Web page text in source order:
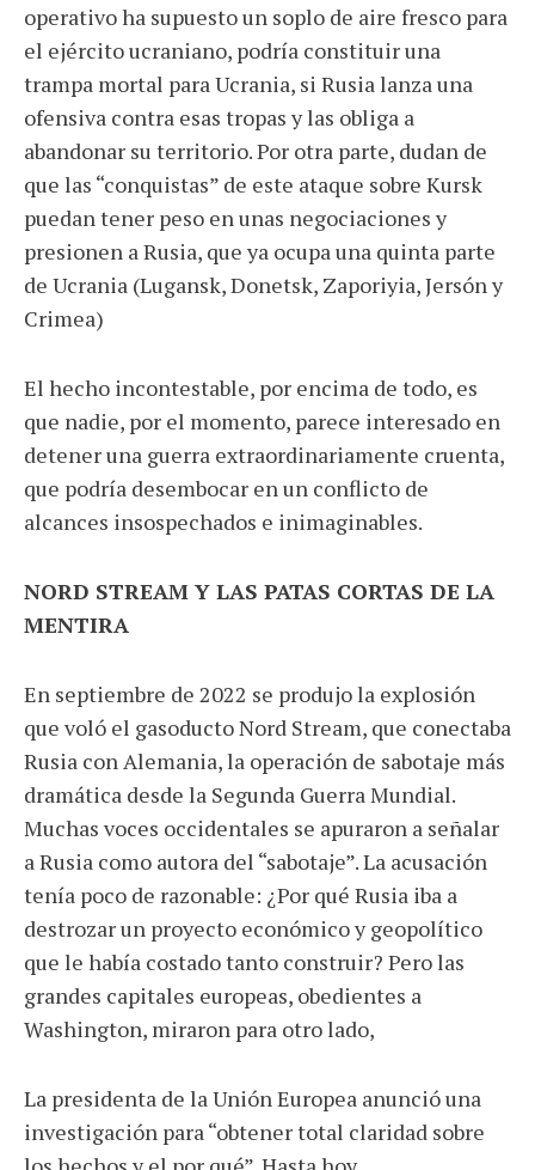
operativo ha supuesto un soplo de aire fresco para
el ejército ucraniano, podría constituir una
trampa mortal para Ucrania, si Rusia lanza una
ofensiva contra esas tropas y las obliga a
abandonar su territorio. Por otra parte, dudan de
que las “conquistas” de este ataque sobre Kursk
puedan tener peso en unas negociaciones y
presionen a Rusia, que ya ocupa una quinta parte
de Ucrania (Lugansk, Donetsk, Zaporiyia, Jersón y
Crimea)
El hecho incontestable, por encima de todo, es
que nadie, por el momento, parece interesado en
detener una guerra extraordinariamente cruenta,
que podría desembocar en un conflicto de
alcances insospechados e inimaginables.
NORD STREAM Y LAS PATAS CORTAS DE LA
MENTIRA
En septiembre de 2022 se produjo la explosión
que voló el gasoducto Nord Stream, que conectaba
Rusia con Alemania, la operación de sabotaje más
dramática desde la Segunda Guerra Mundial.
Muchas voces occidentales se apuraron a señalar
a Rusia como autora del “sabotaje”. La acusación
tenía poco de razonable: ¿Por qué Rusia iba a
destrozar un proyecto económico y geopolítico
que le había costado tanto construir? Pero las
grandes capitales europeas, obedientes a
Washington, miraron para otro lado,
La presidenta de la Unión Europea anunció una
investigación para “obtener total claridad sobre